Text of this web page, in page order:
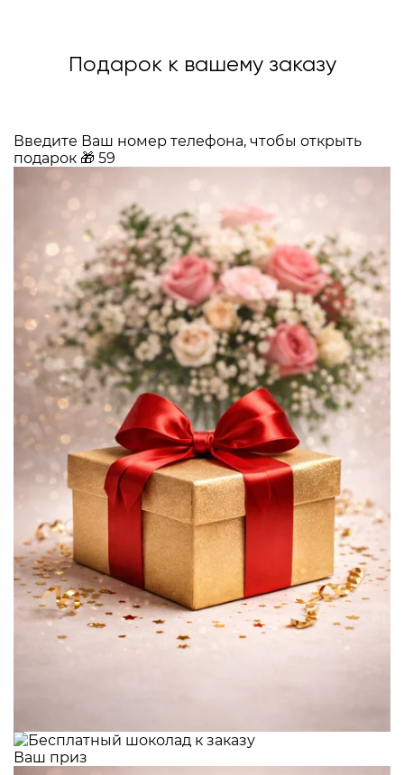
Подарок к вашему заказу
Введите Ваш номер телефона, чтобы открыть
подарок 🎁 59
Ваш приз